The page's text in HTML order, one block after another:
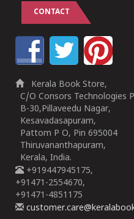
CONTACT
Kerala Book Store,
C/O Consors Technologies
B-30,Pillaveedu Nagar,
Kesavadasapuram,
Pattom P O, Pin 695004
Thiruvananthapuram,
Kerala, India.
+919447945175,
+91471-2554670,
+91471-4851175